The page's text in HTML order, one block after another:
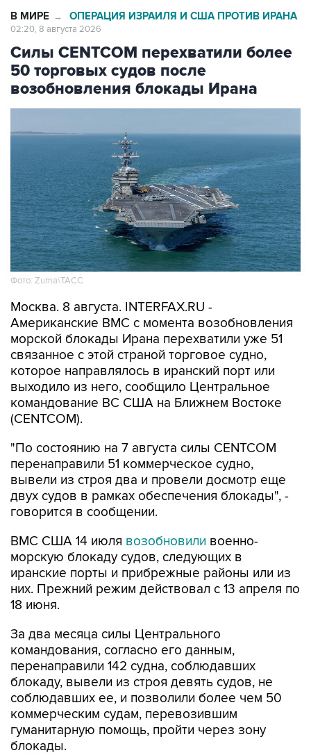
В МИРЕ → ОПЕРАЦИЯ ИЗРАИЛЯ И США ПРОТИВ ИРАНА
02:20, 8 августа 2026
Силы CENTCOM перехватили более
50 торговых судов после
возобновления блокады Ирана
Фото: Zuma\ТАСС
Москва. 8 августа. INTERFAX.RU -
Американские ВМС с момента возобновления
морской блокады Ирана перехватили уже 51
связанное с этой страной торговое судно,
которое направлялось в иранский порт или
выходило из него, сообщило Центральное
командование ВС США на Ближнем Востоке
(CENTCOM).
"По состоянию на 7 августа силы CENTCOM
перенаправили 51 коммерческое судно,
вывели из строя два и провели досмотр еще
двух судов в рамках обеспечения блокады", -
говорится в сообщении.
ВМС США 14 июля возобновили военно-
морскую блокаду судов, следующих в
иранские порты и прибрежные районы или из
них. Прежний режим действовал с 13 апреля по
18 июня.
За два месяца силы Центрального
командования, согласно его данным,
перенаправили 142 судна, соблюдавших
блокаду, вывели из строя девять судов, не
соблюдавших ее, и позволили более чем 50
коммерческим судам, перевозившим
гуманитарную помощь, пройти через зону
блокады.